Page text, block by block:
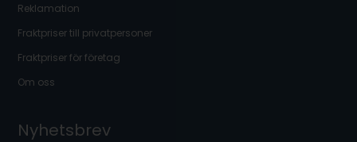
Reklamation
Fraktpriser till privatpersoner
Fraktpriser för företag
Om oss
Nyhetsbrev